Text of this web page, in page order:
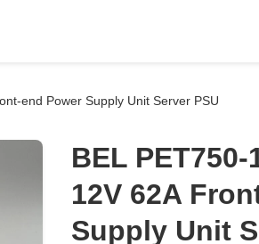
end Power Supply Unit Server PSU
BEL PET750-
12V 62A
Supply Unit